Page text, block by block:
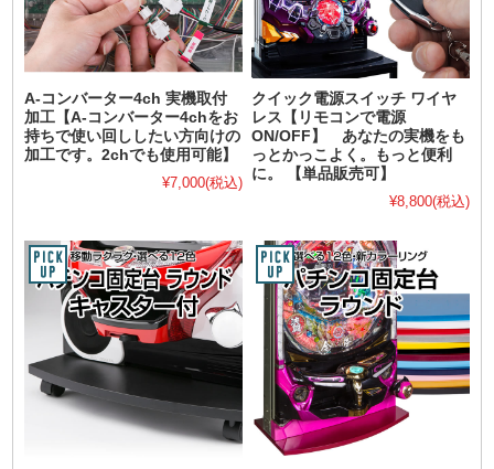
A-コンバーター4ch 実機取付
加工【A-コンバーター4chをお
持ちで使い回ししたい方向けの
加工です。2chでも使用可能】
¥7,000(税込)
クイック電源スイッチ ワイヤ
レス【リモコンで電源
ON/OFF】 あなたの実機をも
っとかっこよく。もっと便利
に。 【単品販売可】
¥8,800(税込)